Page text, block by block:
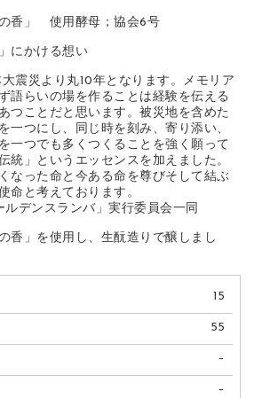
香」 使用酵母；協会6号
にかける想い
震災より丸10年となります。メモリア
語らいの場を作ることは経験を伝える
つことだと思います。被災地を含めた
一つにし、同じ時を刻み、寄り添い、
一つでも多くつくることを強く願って
統」というエッセンスを加えました。
なった命と今ある命を尊びそして結ぶ
命と考えております。
ルデンスランバ」実行委員会一同
香」を使用し、生酛造りで醸しまし
15
55
–
–